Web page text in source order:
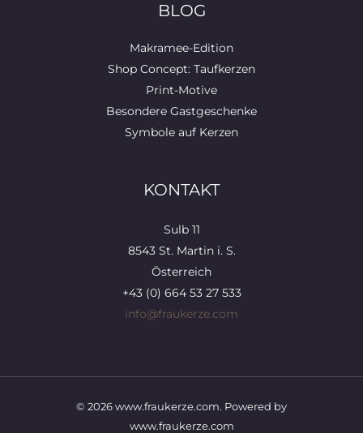
BLOG
Makramee-Edition
Shop Concept: Taufkerzen
Print-Motive
Besondere Gastgeschenke
Symbole auf Kerzen
KONTAKT
Sulb 11
8543 St. Martin i. S.
Österreich
+43 (0) 664 53 27 533
info@fraukerze.com
© 2026 www.fraukerze.com. Powered by
www.fraukerze.com